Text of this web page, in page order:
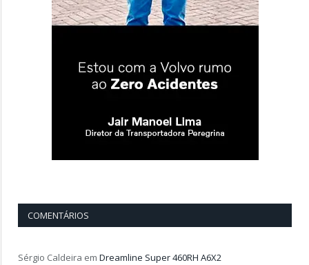
COMENTÁRIOS
Sérgio Caldeira em Dreamline Super 460RH A6X2